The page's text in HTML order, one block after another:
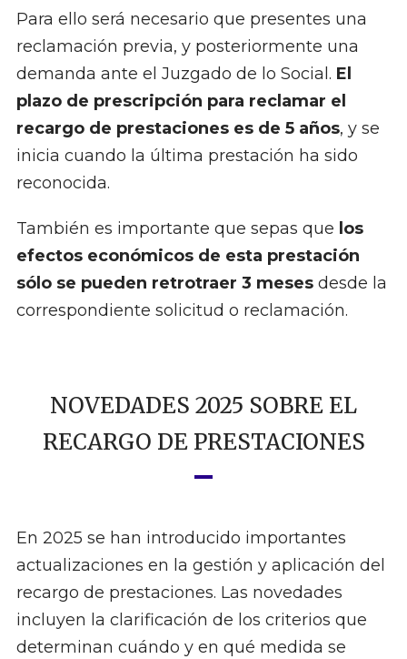
Para ello será necesario que presentes una
reclamación previa, y posteriormente una
demanda ante el Juzgado de lo Social. El
plazo de prescripción para reclamar el
recargo de prestaciones es de 5 años, y se
inicia cuando la última prestación ha sido
reconocida.
También es importante que sepas que los
efectos económicos de esta prestación
sólo se pueden retrotraer 3 mesesdesde la
correspondiente solicitud o reclamación.
NOVEDADES 2025 SOBRE EL
RECARGO DE PRESTACIONES
En 2025 se han introducido importantes
actualizaciones en la gestión y aplicación del
recargo de prestaciones. Las novedades
incluyen la clarificación de los criterios que
determinan cuándo y en qué medida se